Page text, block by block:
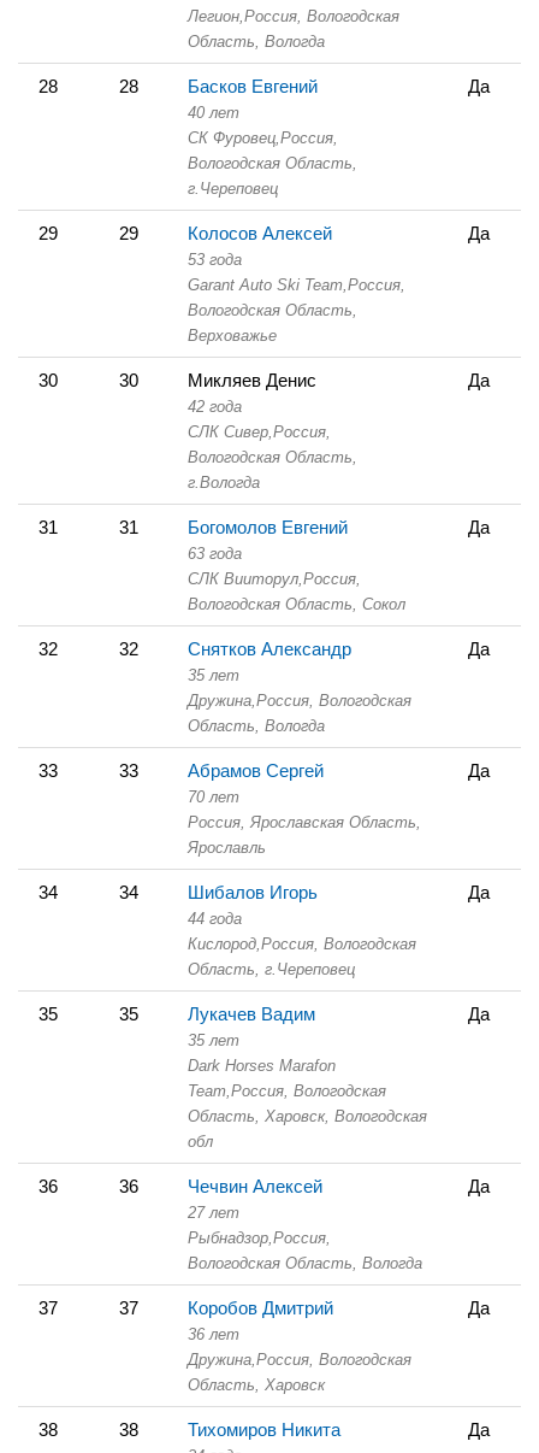
Легион, Россия, Вологодская
Область, Вологда
28 28 Басков Евгений
40 лет
СК Фуровец, Россия,
Вологодская Область,
г.Череповец
Да
29 29 Колосов Алексей
53 года
Garant Auto Ski Team, Россия,
Вологодская Область,
Верховажье
Да
30 30 Микляев Денис
42 года
СЛК Сивер, Россия,
Вологодская Область,
г.Вологда
Да
31 31 Богомолов Евгений
63 года
СЛК Вииторул, Россия,
Вологодская Область, Сокол
Да
32 32 Снятков Александр
35 лет
Дружина, Россия, Вологодская
Область, Вологда
Да
33 33 Абрамов Сергей
70 лет
Россия, Ярославская Область,
Ярославль
Да
34 34 Шибалов Игорь
44 года
Кислород, Россия, Вологодская
Область, г.Череповец
Да
35 35 Лукачев Вадим
35 лет
Dark Horses Marafon
Team, Россия, Вологодская
Область,
Харовск, Вологодская
обл
Да
36 36 Чечвин Алексей
27 лет
Рыбнадзор, Россия,
Вологодская Область, Вологда
Да
37 37 Коробов Дмитрий
36 лет
Дружина, Россия, Вологодская
Область,
Харовск
Да
38 38 Тихомиров Никита Да